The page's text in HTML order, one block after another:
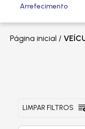
Arrefecimento
Página inicial /
LIMPAR FILTROS